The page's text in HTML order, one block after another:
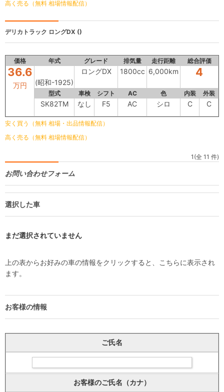
高く売る（無料 相場情報配信）
デリカトラック ロングDX ()
価格 年式 グレード 排気量 走行距離 総合評価
36.6
万円 (昭和-1925)
ロングDX 1800cc 6,000km 4
型式 車検 シフト AC 色 内装 外装
SK82TM なし F5 AC シロ C C
安く買う（無料 相場・出品情報配信）
高く売る（無料 相場情報配信）
1(全 11 件)
お問い合わせフォーム
選択した車
まだ選択されていません
上の表からお好みの車の情報をクリックすると、こちらに表示され
ます。
お客様の情報
ご氏名
お客様のご氏名（カナ）